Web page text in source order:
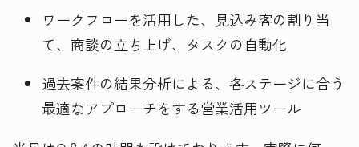
ワークフローを活用した、見込み客の割り当
て、商談の立ち上げ、タスクの自動化
過去案件の結果分析による、各ステージに合う
最適なアプローチをする営業活用ツール